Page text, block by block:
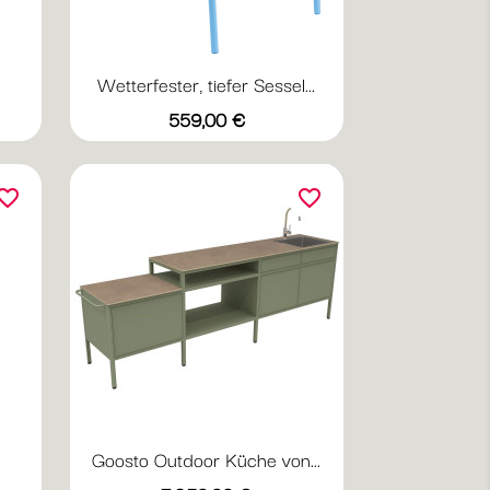
Wetterfester, tiefer Sessel...
Preis
559,00 €
Vorschau
AbyssblauAcapulcoblau
Anthrazit
Chili Gewittergrau
Goosto Outdoor Küche von...
Vorschau
favorite_border